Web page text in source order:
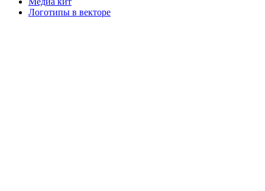
Логотипы в векторе